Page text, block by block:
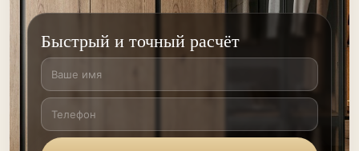
Быстрый и точный расчёт